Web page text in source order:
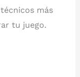
más
tu juego.